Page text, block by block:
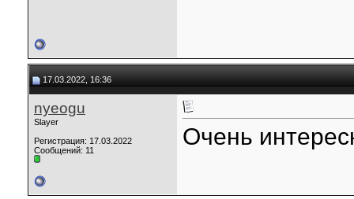
17.03.2022, 16:36
nyeogu
Slayer
Регистрация: 17.03.2022
Сообщений: 11
Очень